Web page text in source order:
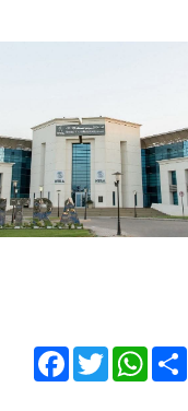
FacebookTwitter
WhatsAppShare